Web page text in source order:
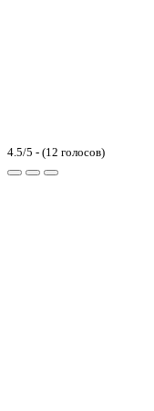
4.5/5 - (12 голосов)